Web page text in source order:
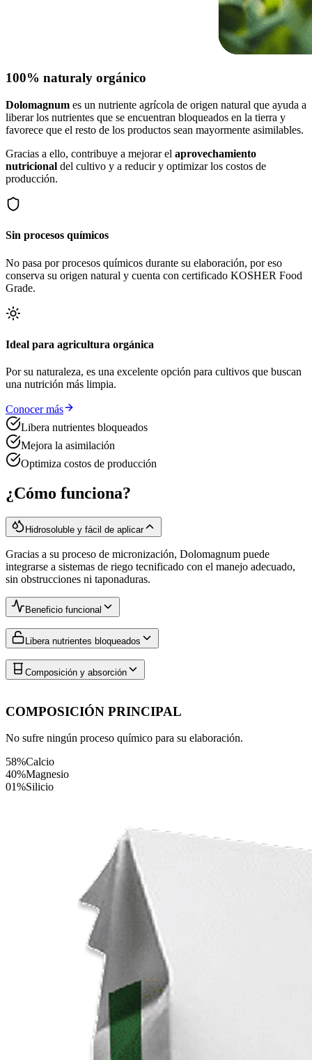
100% naturaly orgánico
Dolomagnum es un nutriente agrícola de origen natural que ayuda a
liberar los nutrientes que se encuentran bloqueados en la tierra y
favorece que el resto de los productos sean mayormente asimilables.
Gracias a ello, contribuye a mejorar el aprovechamiento
nutricional del cultivo y a reducir y optimizar los costos de
producción.
Sin procesos químicos
No pasa por procesos químicos durante su elaboración, por eso
conserva su origen natural y cuenta con certificado KOSHER Food
Grade.
Ideal para agricultura orgánica
Por su naturaleza, es una excelente opción para cultivos que buscan
una nutrición más limpia.
Conocer más
Libera nutrientes bloqueados
Mejora la asimilación
Optimiza costos de producción
¿Cómo funciona?
Hidrosoluble y fácil de aplicar
Gracias a su proceso de micronización, Dolomagnum puede
integrarse a sistemas de riego tecnificado con el manejo adecuado,
sin obstrucciones ni taponaduras.
Beneficio funcional
Libera nutrientes bloqueados
Composición y absorción
COMPOSICIÓN PRINCIPAL
No sufre ningún proceso químico para su elaboración.
58%Calcio
40%Magnesio
01%Silicio